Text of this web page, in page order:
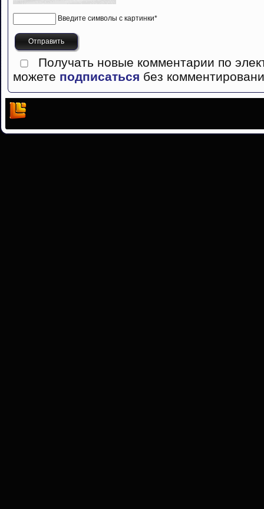
Введите символы с картинки*
Получать новые комментарии по
можете подписаться без